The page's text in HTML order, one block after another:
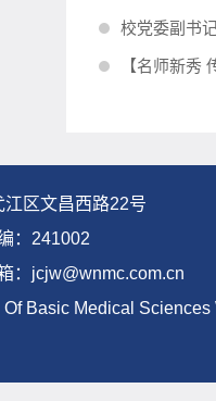
校党委副书
【名师新秀
区文昌西路22号
： 241002
： jcjw@wnmc.com.cn
Basic Medical